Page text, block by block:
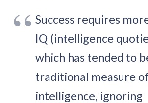
Success requires
IQ (intelligence
which has tended to
traditional measure of
intelligence, ignoring